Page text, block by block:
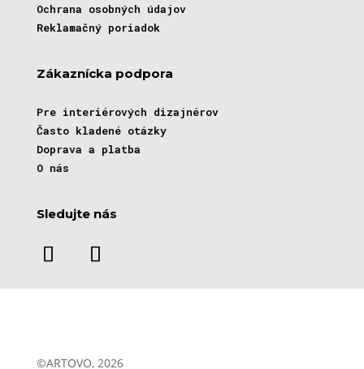
Ochrana osobných údajov
Reklamačný poriadok
Zákaznícka podpora
Pre interiérových dizajnérov
Často kladené otázky
Doprava a platba
O nás
Sledujte nás
©ARTOVO, 2026